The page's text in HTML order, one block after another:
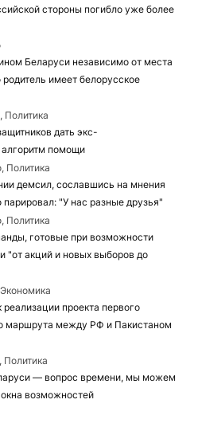
стороны погибло уже более
Беларуси независимо от места
имеет белорусское
Политика
дать экс-
помощи
Политика
демсил, сославшись на мнения
"У нас разные друзья"
Политика
готовые при возможности
"от акций и новых выборов до
проекта первого
маршрута между РФ и Пакистаном
— вопрос времени, мы можем
возможностей